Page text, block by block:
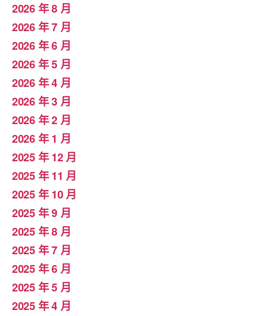
2026 年 8 月
2026 年 7 月
2026 年 6 月
2026 年 5 月
2026 年 4 月
2026 年 3 月
2026 年 2 月
2026 年 1 月
2025 年 12 月
2025 年 11 月
2025 年 10 月
2025 年 9 月
2025 年 8 月
2025 年 7 月
2025 年 6 月
2025 年 5 月
2025 年 4 月